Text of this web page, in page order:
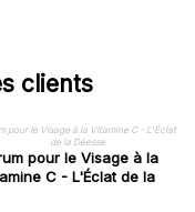
clients
pour le Visage à la
C - L'Éclat de la